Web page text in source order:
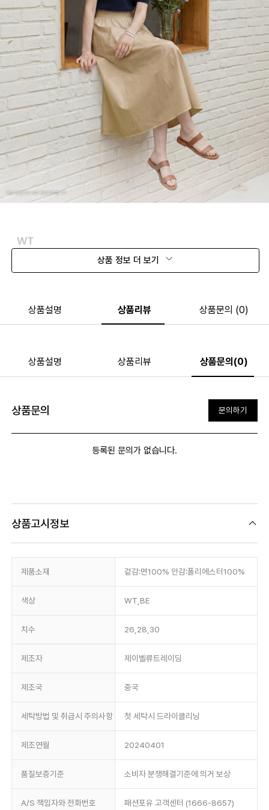
상품 정보 더 보기
상품설명 상품리뷰 상품문의 (0)
상품설명 상품리뷰 상품문의(0)
상품문의 문의하기
등록된 문의가 없습니다.
상품고시정보
제품소재 겉감:면100% 안감:폴리에스터100%
색상 WT,BE
치수 26,28,30
제조자 제이벨류트레이딩
제조국 중국
세탁방법 및 취급시 주의사항 첫 세탁시 드라이클리닝
제조연월 20240401
품질보증기준 소비자 분쟁해결기준에 의거 보상
A/S 책임자와 전화번호 패션포유 고객센터 (1666-8657)